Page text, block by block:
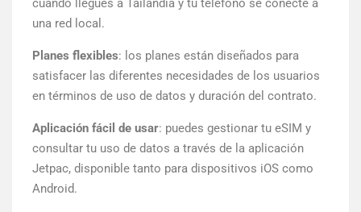
una red local.
Planes flexibles: los planes están diseñados para
satisfacer las diferentes necesidades de los usuarios
en términos de uso de datos y duración del contrato.
Aplicación fácil de usar: puedes gestionar tu eSIM y
consultar tu uso de datos a través de la aplicación
Jetpac, disponible tanto para dispositivos iOS como
Android.